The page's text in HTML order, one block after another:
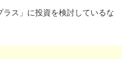
ラス」に投資を検討しているな